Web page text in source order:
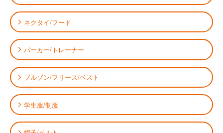
ネクタイ/フード
パーカー/トレーナー
ブルゾン/フリース/ベスト
学生服/制服